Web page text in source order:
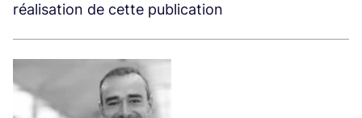
réalisation de cette publication